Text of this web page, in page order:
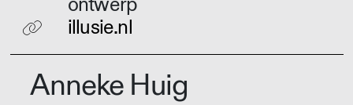
ontwerp
illusie.nl
Anneke Huig